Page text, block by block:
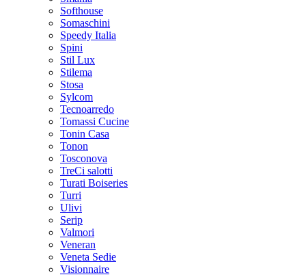
Softhouse
Somaschini
Speedy Italia
Spini
Stil Lux
Stilema
Stosa
Sylcom
Tecnoarredo
Tomassi Cucine
Tonin Casa
Tonon
Tosconova
TreCi salotti
Turati Boiseries
Turri
Ulivi
Serip
Valmori
Veneran
Veneta Sedie
Visionnaire